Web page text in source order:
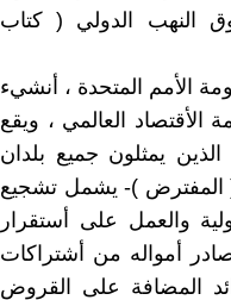
النهب الدولي ( كتاب
الأمم المتحدة ، أنشيء
تعزيز سلامة الأقتصاد العالمي ، ويقع
يمثلون جميع بلدان
الصندوق -( المفترض )- يشمل تشجيع
والعمل على أستقرار
أمواله من أشتراكات
المضافة على القروض